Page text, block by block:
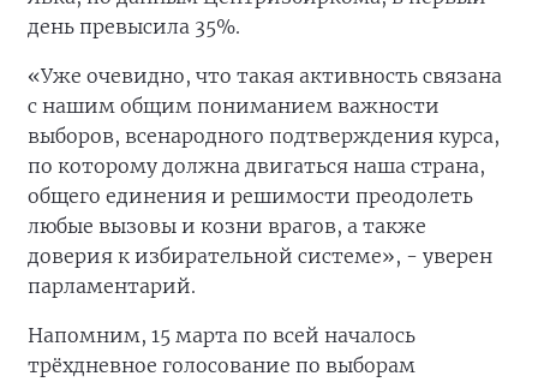
день превысила 35%.
«Уже очевидно, что такая активность связана
с нашим общим пониманием важности
выборов, всенародного подтверждения курса,
по которому должна двигаться наша страна,
общего единения и решимости преодолеть
любые вызовы и козни врагов, а также
доверия к избирательной системе», - уверен
парламентарий.
Напомним, 15 марта по всей началось
трёхдневное голосование по выборам